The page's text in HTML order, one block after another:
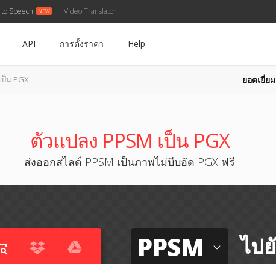
Speech Video Translator
API การตั้งราคา Help
ป็น PGX ยอดเยี่ยม
ตัวแปลง PPSM เป็น PGX
ส่งออกสไลด์ PPSM เป็นภาพไม่บีบอัด PGX ฟรี
PPSM ไป